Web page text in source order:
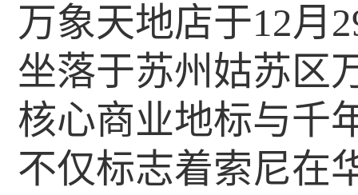
万象天地店于12月
坐落于苏州姑苏区
核心商业地标与千
不仅标志着索尼在